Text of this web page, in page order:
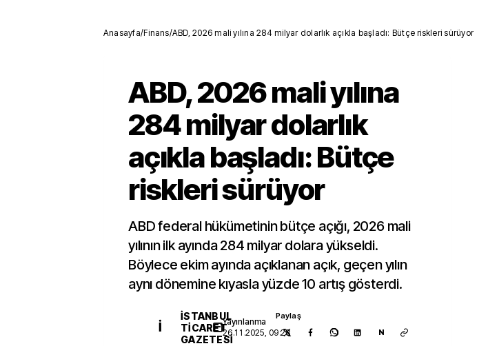
Anasayfa/Finans/ABD, 2026 mali yılına 284 milyar dolarlık açıkla başladı: Bütçe riskleri sürüyor
ABD, 2026 mali yılına
284 milyar dolarlık
açıkla başladı: Bütçe
riskleri sürüyor
ABD federal hükümetinin bütçe açığı, 2026 mali
yılının ilk ayında 284 milyar dolara yükseldi.
Böylece ekim ayında açıklanan açık, geçen yılın
aynı dönemine kıyasla yüzde 10 artış gösterdi.
İ
İSTANBUL
TICARET
GAZETESI
Yayınlanma
26.11.2025, 09:28
Paylaş
N